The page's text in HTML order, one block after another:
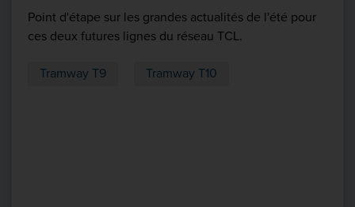
Point d'étape sur les grandes actualités de l'été pour
ces deux futures lignes du réseau TCL.
Tramway T9 Tramway T10